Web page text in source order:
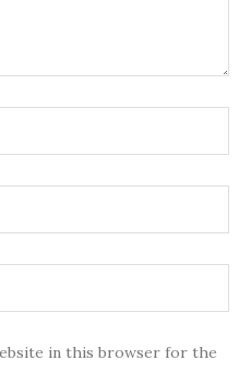
in this browser for the